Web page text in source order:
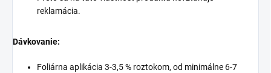
reklamácia.
Dávkovanie:
Foliárna aplikácia 3-3,5 % roztokom, od minimálne 6-7